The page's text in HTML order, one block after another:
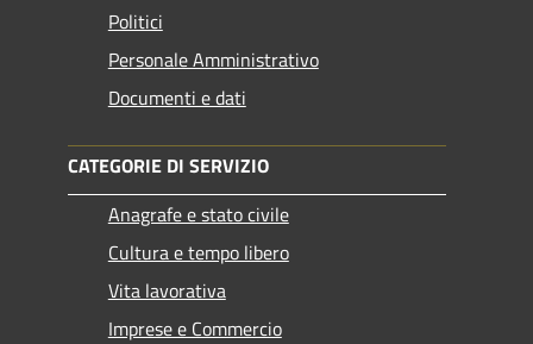
Politici
Personale Amministrativo
Documenti e dati
CATEGORIE DI SERVIZIO
Anagrafe e stato civile
Cultura e tempo libero
Vita lavorativa
Imprese e Commercio